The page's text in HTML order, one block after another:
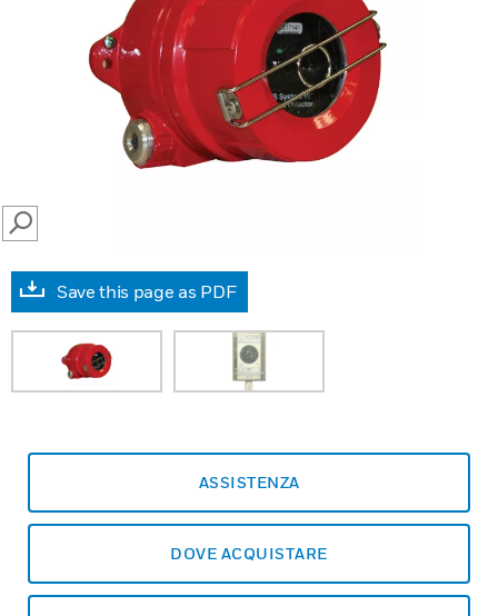
SEARCH
Save this page as PDF
ASSISTENZA
DOVE ACQUISTARE